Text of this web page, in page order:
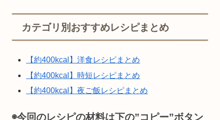
カテゴリ別おすすめレシピまとめ
【約400kcal】洋食レシピまとめ
【約400kcal】時短レシピまとめ
【約400kcal】夜ご飯レシピまとめ
◉今回のレシピの材料は下の”コピー”ボタン